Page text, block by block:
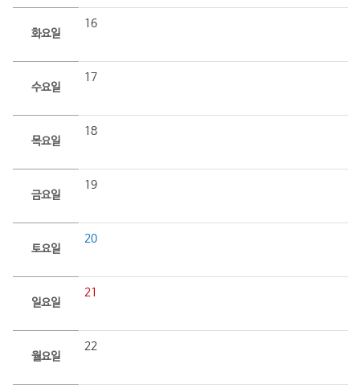
화요일
16
수요일
17
목요일
18
금요일
19
토요일
20
일요일
21
월요일
22